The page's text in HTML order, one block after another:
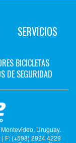
SERVICIOS
BICICLETAS
DE SEGURIDAD
Uruguay.
F: (+598) 2924 4229